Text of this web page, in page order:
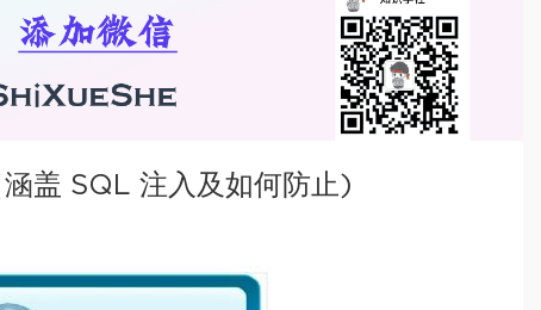
盖 SQL 注入及如何防止)